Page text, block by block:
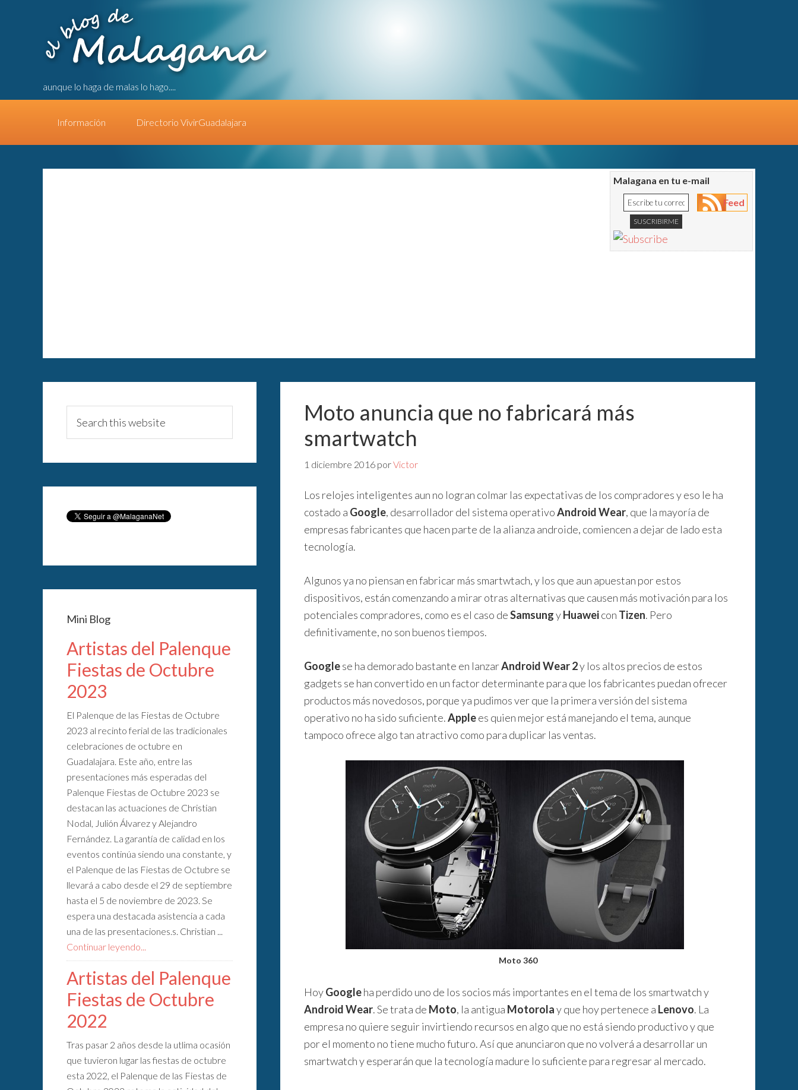
aunque lo haga de malas lo hago....
Información Directorio VivirGuadalajara
Malagana en tu e-mail
Feed
Moto anuncia que no fabricará más
smartwatch
1 diciembre 2016 porVictor
Los relojes inteligentes aun no logran colmar las expectativas de los compradores y eso le ha
costado a Google, desarrollador del sistema operativoAndroid Wear, que la mayoría de
empresas fabricantes que hacen parte de la alianza androide, comiencen a dejar de lado esta
tecnología.
Algunos ya no piensan en fabricar más smartwtach, y los que aun apuestan por estos
dispositivos, están comenzando a mirar otras alternativas que causen más motivación para los
potenciales compradores, como es el caso deSamsungyHuaweicon Tizen. Pero
definitivamente, no son buenos tiempos.
Googlese ha demorado bastante en lanzarAndroid Wear 2y los altos precios de estos
gadgets se han convertido en un factor determinante para que los fabricantes puedan ofrecer
productos más novedosos, porque ya pudimos ver que la primera versión del sistema
operativo no ha sido suficiente.Applees quien mejor está manejando el tema, aunque
tampoco ofrece algo tan atractivo como para duplicar las ventas.
Moto 360
HoyGoogleha perdido uno de los socios más importantes en el tema de los smartwatch y
Android Wear. Se trata de Moto, la antigua Motorolay que hoy pertenece a Lenovo. La
empresa no quiere seguir invirtiendo recursos en algo que no está siendo productivo y que
por el momento no tiene mucho futuro. Así que anunciaron que no volverá a desarrollar un
smartwatch y esperarán que la tecnología madure lo suficiente para regresar al mercado.
Mini Blog
Artistas del Palenque
Fiestas de Octubre
2023
El Palenque de las Fiestas de Octubre
2023 al recinto ferial de las tradicionales
celebraciones de octubre en
Guadalajara. Este año, entre las
presentaciones más esperadas del
Palenque Fiestas de Octubre 2023 se
destacan las actuaciones de Christian
Nodal, Julión Álvarez y Alejandro
Fernández. La garantía de calidad en los
eventos continúa siendo una constante, y
el Palenque de las Fiestas de Octubre se
llevará a cabo desde el 29 de septiembre
hasta el 5 de noviembre de 2023. Se
espera una destacada asistencia a cada
una de las presentaciones.s. Christian ...
Continuar leyendo...
Artistas del Palenque
Fiestas de Octubre
2022
Tras pasar 2 años desde la utlima ocasión
que tuvieron lugar las fiestas de octubre
esta 2022, el Palenque de las Fiestas de